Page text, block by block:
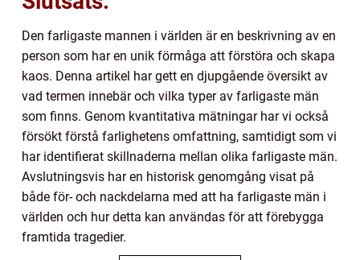
Den farligaste mannen i världen är en beskrivning av en
person som har en unik förmåga att förstöra och skapa
kaos. Denna artikel har gett en djupgående översikt av
vad termen innebär och vilka typer av farligaste män
som finns. Genom kvantitativa mätningar har vi också
försökt förstå farlighetens omfattning, samtidigt som vi
har identifierat skillnaderna mellan olika farligaste män.
Avslutningsvis har en historisk genomgång visat på
både för- och nackdelarna med att ha farligaste män i
världen och hur detta kan användas för att förebygga
framtida tragedier.